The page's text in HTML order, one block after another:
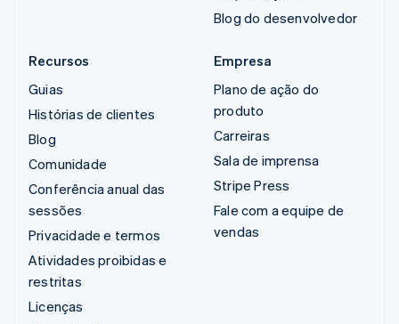
Blog do desenvolvedor
Recursos
Guias
Histórias de clientes
Blog
Comunidade
Conferência anual das
sessões
Privacidade e termos
Atividades proibidas e
restritas
Licenças
Empresa
Plano de ação do
produto
Carreiras
Sala de imprensa
Stripe Press
Fale com a equipe de
vendas